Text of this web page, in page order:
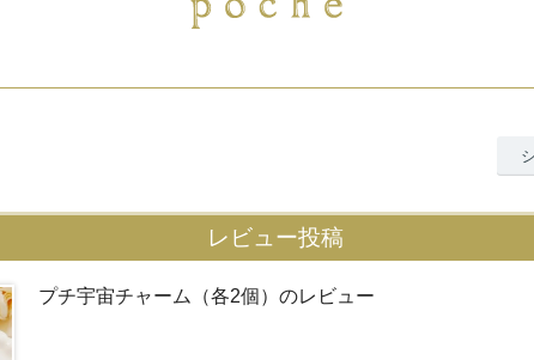
レビュー投稿
プチ宇宙チャーム（各2個）のレビュー